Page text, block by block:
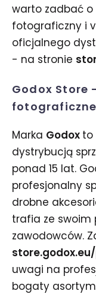
warto zadbać o
fotograficzny i
oficjalnego
- na stronie
Godox Store
Marka Godox to
dystrybucją
ponad 15 lat.
profesjonalny
drobne
trafia ze
zawodowców.
uwagi na
bogaty